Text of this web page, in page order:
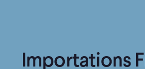
Importations